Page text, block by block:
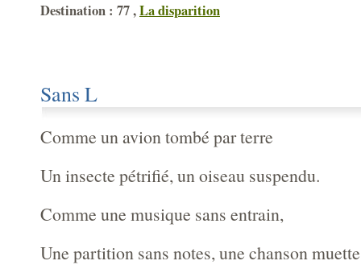
Destination : 77 ,La disparition
Sans L
Comme un avion tombé par terre
Un insecte pétrifié, un oiseau suspendu.
Comme une musique sans entrain,
Une partition sans notes, une chanson